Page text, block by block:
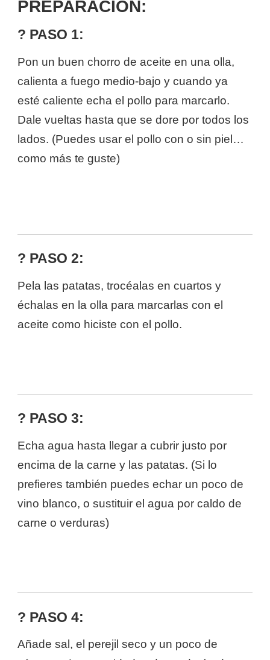
PREPARACIÓN:
? PASO 1:
Pon un buen chorro de aceite en una olla,
calienta a fuego medio-bajo y cuando ya
esté caliente echa el pollo para marcarlo.
Dale vueltas hasta que se dore por todos los
lados. (Puedes usar el pollo con o sin piel…
como más te guste)
? PASO 2:
Pela las patatas, trocéalas en cuartos y
échalas en la olla para marcarlas con el
aceite como hiciste con el pollo.
? PASO 3:
Echa agua hasta llegar a cubrir justo por
encima de la carne y las patatas. (Si lo
prefieres también puedes echar un poco de
vino blanco, o sustituir el agua por caldo de
carne o verduras)
? PASO 4:
Añade sal, el perejil seco y un poco de